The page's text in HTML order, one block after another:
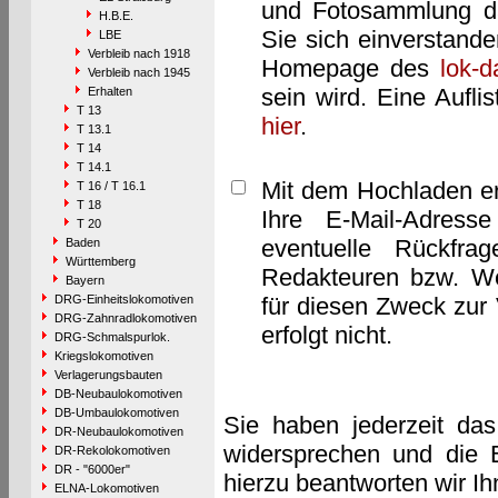
H.B.E.
LBE
Verbleib nach 1918
Verbleib nach 1945
Erhalten
T 13
T 13.1
T 14
T 14.1
T 16 / T 16.1
T 18
T 20
Baden
Württemberg
Bayern
DRG-Einheitslokomotiven
DRG-Zahnradlokomotiven
DRG-Schmalspurlok.
Kriegslokomotiven
Verlagerungsbauten
DB-Neubaulokomotiven
DB-Umbaulokomotiven
DR-Neubaulokomotiven
DR-Rekolokomotiven
DR - "6000er"
ELNA-Lokomotiven
und Fotosammlung
Sie sich
Homepage des lok-
sein wird. Eine
hier.
Mit dem Hochladen
Ihre E-Mail-
eventuelle
Redakteuren bzw.
für diesen Zweck zur
erfolgt nicht.
Sie haben jederzeit
widersprechen und die
hierzu beantworten wir